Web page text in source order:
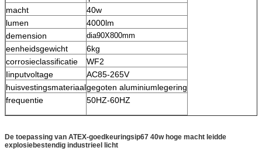
macht
40w
lumen
4000lm
demension
dia90X800mm
eenheidsgewicht
6kg
corrosieclassificatie
WF2
Iinputvoltage
AC85-265V
huisvestingsmateriaalgegoten aluminiumlegering
frequentie
50HZ-60HZ
De toepassing van ATEX-goedkeuringsip67 40w hoge macht leidde
explosiebestendig industrieel licht